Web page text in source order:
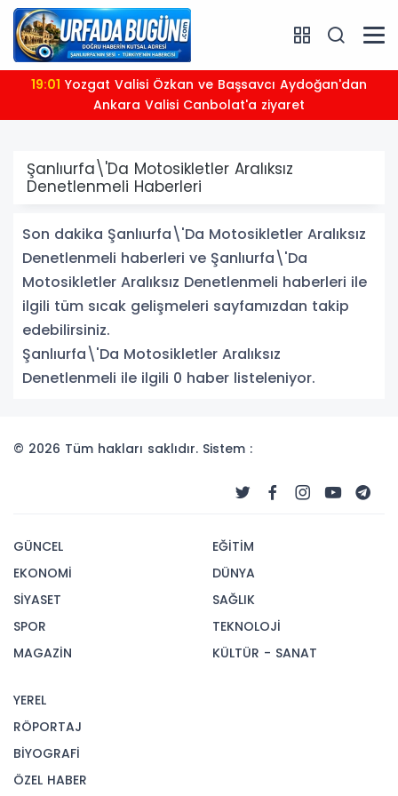
19:01
Ankara Valisi Canbolat'a ziyaret
Şanlıurfa\'Da Motosikletler Aralıksız
Denetlenmeli Haberleri
Son dakika Şanlıurfa\'Da Motosikletler Aralıksız
Denetlenmeli haberleri ve Şanlıurfa\'Da
Motosikletler Aralıksız Denetlenmeli haberleri ile
ilgili tüm sıcak gelişmeleri sayfamızdan takip
edebilirsiniz.
Şanlıurfa\'Da Motosikletler Aralıksız
Denetlenmeli ile ilgili 0 haber listeleniyor.
© 2026 Tüm hakları saklıdır. Sistem :
GÜNCEL
EKONOMİ
SİYASET
SPOR
MAGAZİN
EĞİTİM
DÜNYA
SAĞLIK
TEKNOLOJİ
KÜLTÜR - SANAT
YEREL
RÖPORTAJ
BİYOGRAFİ
ÖZEL HABER